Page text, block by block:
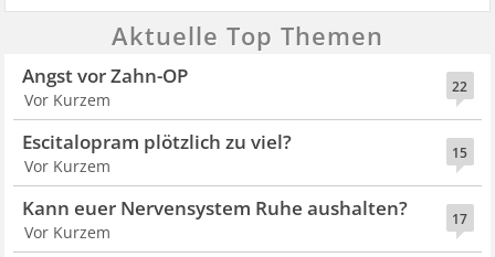
Aktuelle Top Themen
22
Angst vor Zahn-OP
Vor Kurzem
15
Escitalopram plötzlich zu viel?
Vor Kurzem
17
Kann euer Nervensystem Ruhe aushalten?
Vor Kurzem